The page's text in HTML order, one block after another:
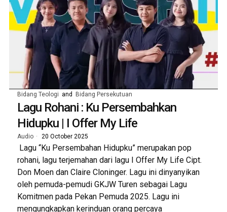
Bidang Teologi and Bidang Persekutuan
Lagu Rohani : Ku Persembahkan
Hidupku | I Offer My Life
Audio 20 October 2025
Lagu “Ku Persembahan Hidupku” merupakan pop
rohani, lagu terjemahan dari lagu I Offer My Life Cipt.
Don Moen dan Claire Cloninger. Lagu ini dinyanyikan
oleh pemuda-pemudi GKJW Turen sebagai Lagu
Komitmen pada Pekan Pemuda 2025. Lagu ini
mengungkapkan kerinduan orang percaya